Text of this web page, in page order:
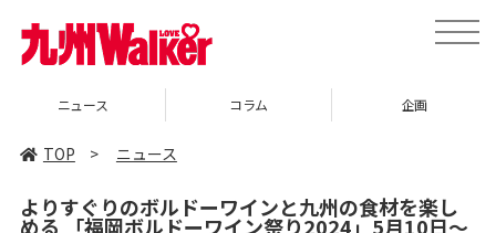
toggle
コラム 企画 イベント
TOP > ニュース
よりすぐりのボルドーワインと九州の食材を楽し
める 「福岡ボルドーワイン祭り2024」5月10日～